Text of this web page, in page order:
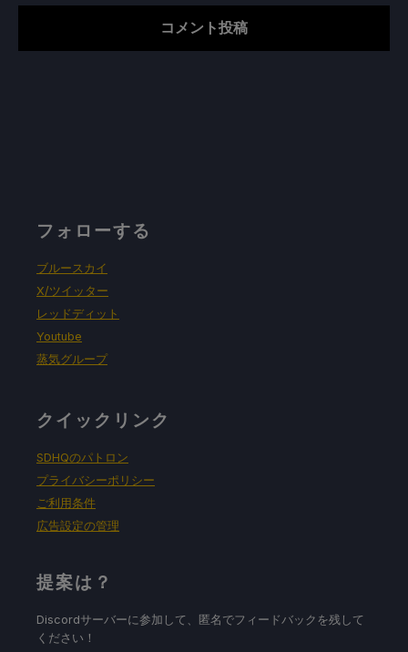
フォローする
ブルースカイ
X/ツイッター
レッドディット
Youtube
蒸気グループ
クイックリンク
SDHQのパトロン
プライバシーポリシー
ご利用条件
広告設定の管理
提案は？
Discordサーバーに参加して、匿名でフィードバックを残して
ください！